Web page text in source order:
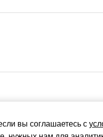
вы соглашаетесь с